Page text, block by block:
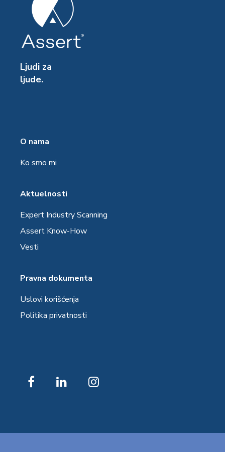
Ljudi za
ljude.
O nama
Ko smo mi
Aktuelnosti
Expert Industry Scanning
Assert Know-How
Vesti
Pravna dokumenta
Uslovi korišćenja
Politika privatnosti